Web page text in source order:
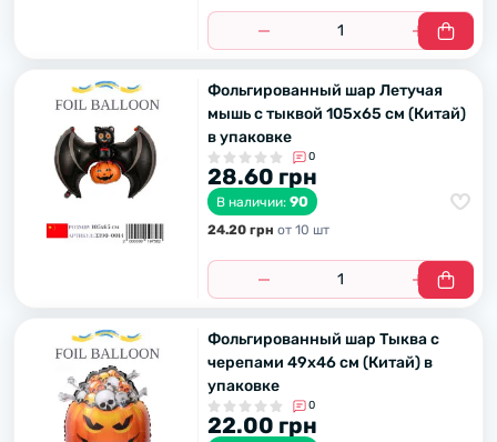
Фольгированный шар Летучая
мышь с тыквой 105х65 см (Китай)
в упаковке
0
28.60 грн
В наличии: 90
24.20 грн от 10 шт
Фольгированный шар Тыква с
черепами 49х46 см (Китай) в
упаковке
0
22.00 грн